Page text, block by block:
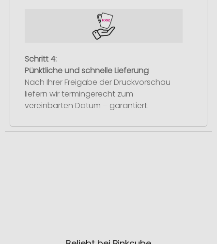
Schritt 4:
Pünktliche und schnelle Lieferung
Nach Ihrer Freigabe der Druckvorschau
liefern wir termingerecht zum
vereinbarten Datum – garantiert.